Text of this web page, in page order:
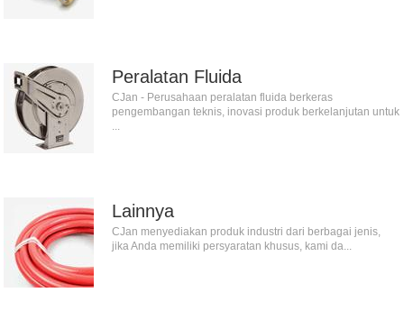
Peralatan Fluida
CJan - Perusahaan peralatan fluida berkeras
pengembangan teknis, inovasi produk berkelanjutan untuk
...
Lainnya
CJan menyediakan produk industri dari berbagai jenis,
jika Anda memiliki persyaratan khusus, kami da...